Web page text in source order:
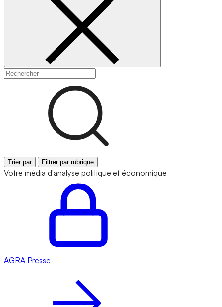
Trier par Filtrer par rubrique
Votre média d'analyse politique et économique
AGRA Presse